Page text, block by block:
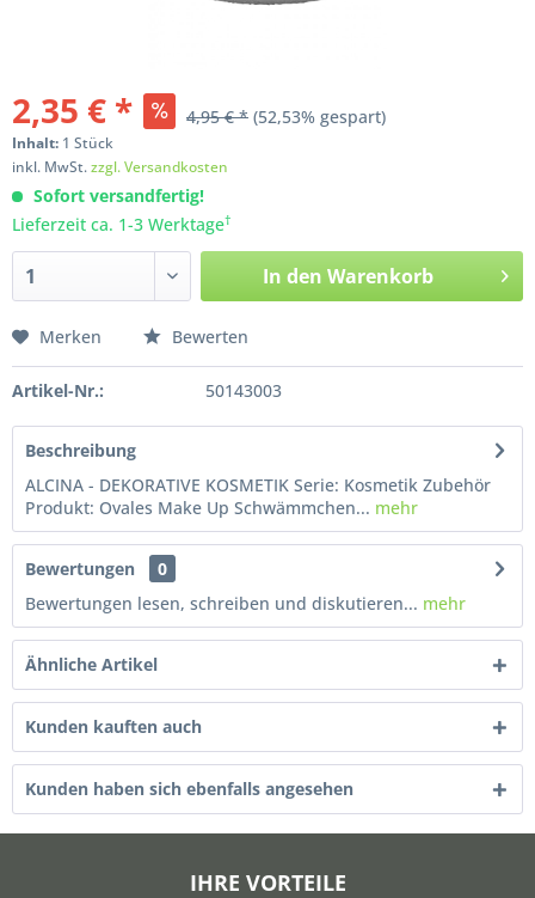
2,35 € * 4,95 € * (52,53% gespart)
Inhalt: 1 Stück
inkl. MwSt.zzgl. Versandkosten
Sofort versandfertig!
Lieferzeit ca. 1-3 Werktage†
In den Warenkorb
Merken Bewerten
Artikel-Nr.: 50143003
Beschreibung
ALCINA - DEKORATIVE KOSMETIK Serie: Kosmetik Zubehör
Produkt: Ovales Make Up Schwämmchen... mehr
Bewertungen
0
Bewertungen lesen, schreiben und diskutieren... mehr
Ähnliche Artikel
Kunden kauften auch
Kunden haben sich ebenfalls angesehen
IHRE VORTEILE